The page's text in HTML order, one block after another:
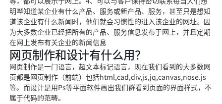
明哗知道某企业有什么产品、服务或新产品、服务，甚至只是想知
道该企业有什么新闻时，他们就会习惯性的进入该企业的网址。因
为大多数企业已经把所有的产品、服务信息发布于网上，并且定期
在网上发布有关企业的新闻信息
网页制作和设计有什么用？
网页制作是一门语言，超文本标记语言，现在我们看到的大多数网
页都是网页制作（前端）包括html,cad,div,js,jq,canvas,nose.js
等。而设计是用Ps等平面软件画出我们群看到页面的界面样式，不
属于代码的范畴。